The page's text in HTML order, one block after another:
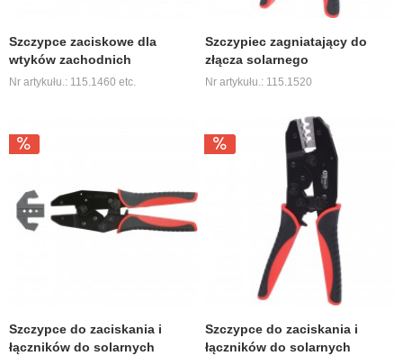
Szczypce zaciskowe dla
wtyków zachodnich
Nr artykułu.: 115.1460 etc.
Szczypiec zagniatający do
złącza solarnego
Nr artykułu.: 115.1520
Szczypce do zaciskania i
łączników do solarnych
Szczypce do zaciskania i
łączników do solarnych